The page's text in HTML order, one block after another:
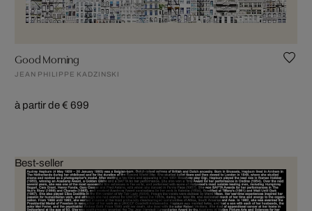
Good Morning
JEAN PHILIPPE KADZINSKI
à partir de € 699
Best-seller